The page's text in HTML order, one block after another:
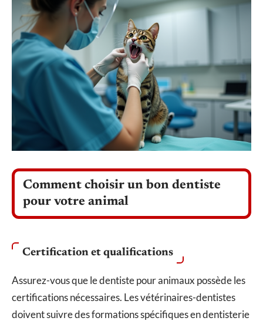
Comment choisir un bon dentiste
pour votre animal
Certification et qualifications
Assurez-vous que le dentiste pour animaux possède les
certifications nécessaires. Les vétérinaires-dentistes
doivent suivre des formations spécifiques en dentisterie